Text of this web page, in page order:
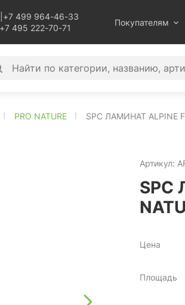
+7 499 964-46-33
+7 495 222-70-71
Покупателям
PRO NATURE SPC ЛАМИНАТ ALPINE
Артикул:
SPC
Цена
Площадь